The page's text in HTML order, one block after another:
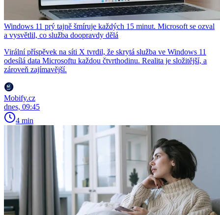
Windows 11 prý tajně šmíruje každých 15 minut. Microsoft se ozval
a vysvětlil, co služba doopravdy dělá
Virální příspěvek na síti X tvrdil, že skrytá služba ve Windows 11
odesílá data Microsoftu každou čtvrthodinu. Realita je složitější, a
zároveň zajímavější.
Mobify.cz
dnes, 09:45
4 min